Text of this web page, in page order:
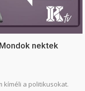
nektek
kíméli a politikusokat.